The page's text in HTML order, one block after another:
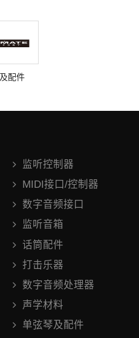
配件
监听控制器
MIDI接口/控制器
数字音频接口
监听音箱
话筒配件
打击乐器
数字音频处理器
声学材料
单弦琴及配件